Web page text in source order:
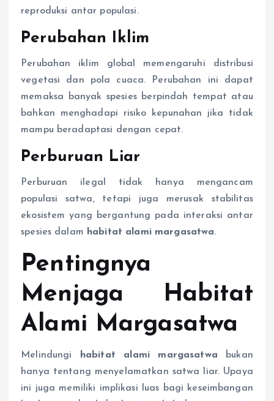
reproduksi antar populasi.
Perubahan Iklim
Perubahan iklim global memengaruhi distribusi
vegetasi dan pola cuaca. Perubahan ini dapat
memaksa banyak spesies berpindah tempat atau
bahkan menghadapi risiko kepunahan jika tidak
mampu beradaptasi dengan cepat.
Perburuan Liar
Perburuan ilegal tidak hanya mengancam
populasi satwa, tetapi juga merusak stabilitas
ekosistem yang bergantung pada interaksi antar
spesies dalam habitat alami margasatwa.
Pentingnya
Menjaga Habitat
Alami Margasatwa
Melindungi habitat alami margasatwa bukan
hanya tentang menyelamatkan satwa liar. Upaya
ini juga memiliki implikasi luas bagi keseimbangan